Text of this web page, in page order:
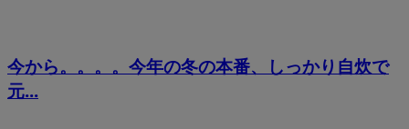
今から。。。。今年の冬の本番、しっかり自炊で
元...